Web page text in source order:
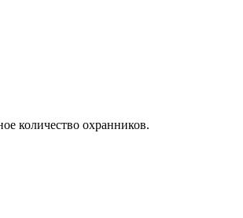
количество охранников.